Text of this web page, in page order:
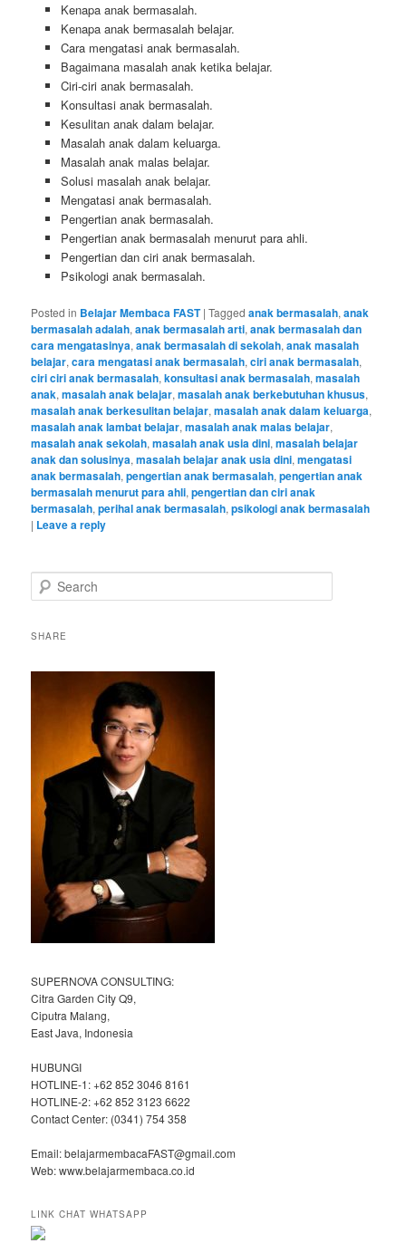
Kenapa anak bermasalah.
Kenapa anak bermasalah belajar.
Cara mengatasi anak bermasalah.
Bagaimana masalah anak ketika belajar.
Ciri-ciri anak bermasalah.
Konsultasi anak bermasalah.
Kesulitan anak dalam belajar.
Masalah anak dalam keluarga.
Masalah anak malas belajar.
Solusi masalah anak belajar.
Mengatasi anak bermasalah.
Pengertian anak bermasalah.
Pengertian anak bermasalah menurut para ahli.
Pengertian dan ciri anak bermasalah.
Psikologi anak bermasalah.
Posted in Belajar Membaca FAST |Tagged anak bermasalah,anak
bermasalah adalah,anak bermasalah arti,anak bermasalah dan
cara mengatasinya,anak bermasalah di sekolah,anak masalah
belajar,cara mengatasi anak bermasalah,ciri anak bermasalah,
ciri ciri anak bermasalah,konsultasi anak bermasalah,masalah
anak,masalah anak belajar,masalah anak berkebutuhan khusus,
masalah anak berkesulitan belajar,masalah anak dalam keluarga,
masalah anak lambat belajar,masalah anak malas belajar,
masalah anak sekolah,masalah anak usia dini,masalah belajar
anak dan solusinya,masalah belajar anak usia dini,mengatasi
anak bermasalah,pengertian anak bermasalah,pengertian anak
bermasalah menurut para ahli,pengertian dan ciri anak
bermasalah,perihal anak bermasalah,psikologi anak bermasalah
| Leave a reply
e
rSHARE
SUPERNOVA CONSULTING:
Citra Garden City Q9,
Ciputra Malang,
East Java, Indonesia
HUBUNGI
HOTLINE-1: +62 852 3046 8161
HOTLINE-2: +62 852 3123 6622
Contact Center: (0341) 754 358
Email: belajarmembacaFAST@gmail.com
Web: www.belajarmembaca.co.id
LINK CHAT WHATSAPP